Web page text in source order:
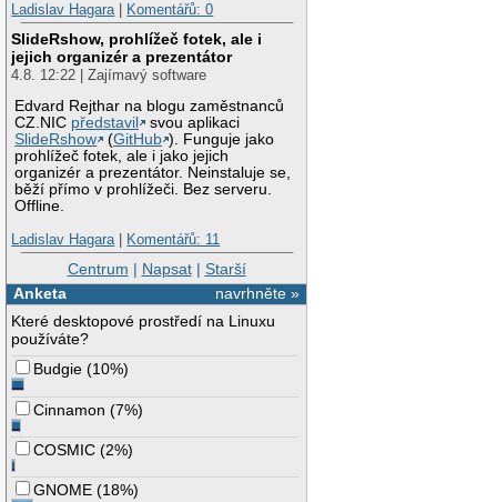
Ladislav Hagara| Komentářů: 0
SlideRshow, prohlížeč fotek, ale i
jejich organizér a prezentátor
4.8. 12:22 | Zajímavý software
Edvard Rejthar na blogu zaměstnanců
CZ.NIC představil
svou aplikaci
SlideRshow
(GitHub ). Funguje jako
prohlížeč fotek, ale i jako jejich
organizér a prezentátor. Neinstaluje se,
běží přímo v prohlížeči. Bez serveru.
Offline.
Ladislav Hagara| Komentářů: 11
Centrum | Napsat| Starší
navrhněte »
Anketa
Které desktopové prostředí na Linuxu
používáte?
Budgie (10%)
Cinnamon (7%)
COSMIC (2%)
GNOME (18%)